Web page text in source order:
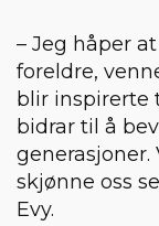
– Jeg håper
foreldre,
blir inspirerte
bidrar til å
skjønne oss
Evy.